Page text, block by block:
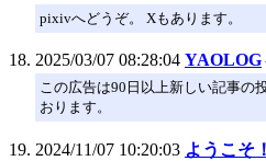
pixivへどうぞ。 Xもあります。
2025/03/07 08:28:04 YAOLOG
この広告は90日以上新しい記事の
おります。
2024/11/07 10:20:03 ようこそ